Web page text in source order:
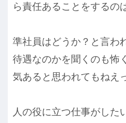
ら責任あることをするの
準社員はどうか？と言わ
待遇なのかを聞くのも怖
気あると思われてもねえ
人の役に立つ仕事がした